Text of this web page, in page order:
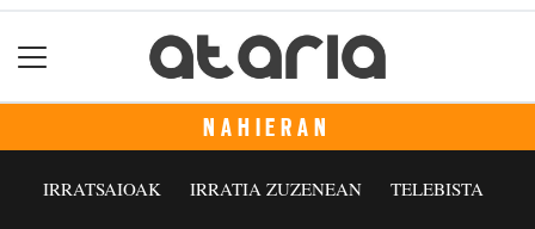
NAHIERAN
IRRATSAIOAK IRRATIA ZUZENEAN TELEBISTA